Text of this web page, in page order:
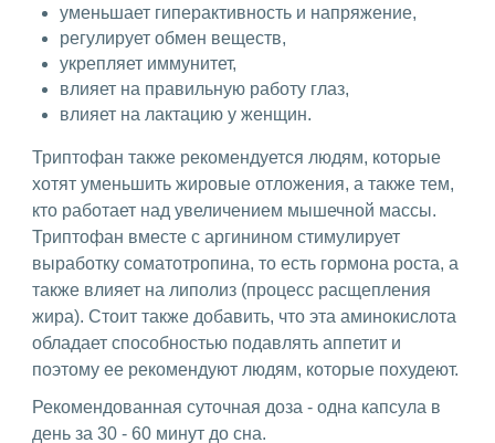
уменьшает гиперактивность и напряжение,
регулирует обмен веществ,
укрепляет иммунитет,
влияет на правильную работу глаз,
влияет на лактацию у женщин.
Триптофан также рекомендуется людям, которые
хотят уменьшить жировые отложения, а также тем,
кто работает над увеличением мышечной массы.
Триптофан вместе с аргинином стимулирует
выработку соматотропина, то есть гормона роста, а
также влияет на липолиз (процесс расщепления
жира). Стоит также добавить, что эта аминокислота
обладает способностью подавлять аппетит и
поэтому ее рекомендуют людям, которые похудеют.
Рекомендованная суточная доза - одна капсула в
день за 30 - 60 минут до сна.